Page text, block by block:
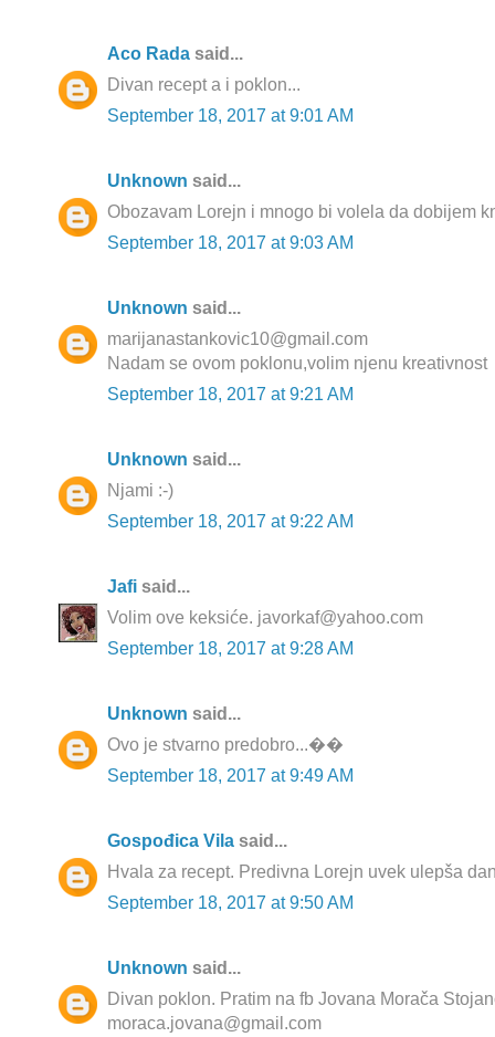
Aco Rada said...
Divan recept a i poklon...
September 18, 2017 at 9:01 AM
Unknown said...
Obozavam Lorejn i mnogo bi volela da dobijem
September 18, 2017 at 9:03 AM
Unknown said...
marijanastankovic10@gmail.com
Nadam se ovom poklonu,volim njenu kreativnost
September 18, 2017 at 9:21 AM
Unknown said...
Njami :-)
September 18, 2017 at 9:22 AM
Jafi said...
Volim ove keksiće. javorkaf@yahoo.com
September 18, 2017 at 9:28 AM
Unknown said...
Ovo je stvarno predobro...��
September 18, 2017 at 9:49 AM
Gospođica Vila said...
Hvala za recept. Predivna Lorejn uvek ulepša
September 18, 2017 at 9:50 AM
Unknown said...
Divan poklon. Pratim na fb Jovana Morača
moraca.jovana@gmail.com